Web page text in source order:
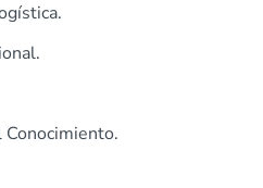
Conocimiento.